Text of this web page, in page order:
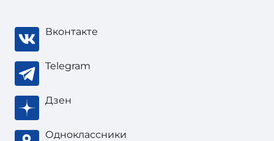
Вконтакте
Telegram
Дзен
Одноклассники